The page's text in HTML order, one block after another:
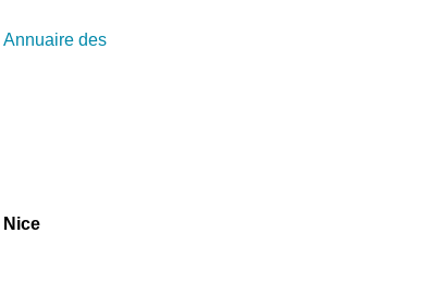
Annuaire des